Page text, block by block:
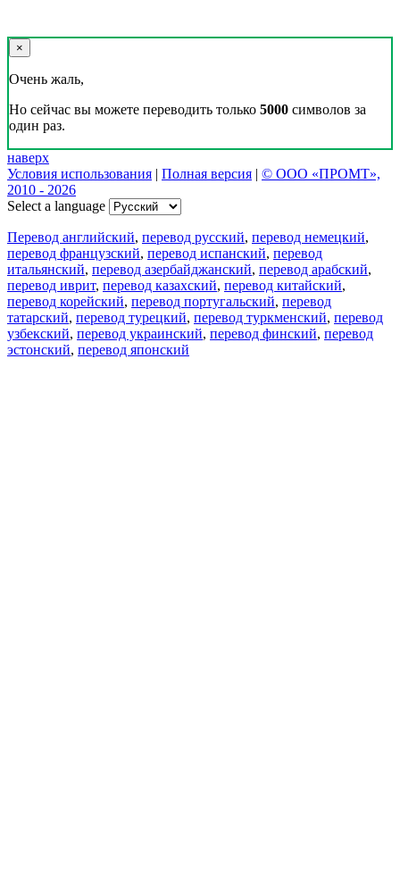
×
Очень жаль,
Но сейчас вы можете переводить только 5000 символов за
один раз.
наверх
Условия использования | Полная версия | © ООО «ПРОМТ»,
2010 - 2026
Select a language
Перевод английский, перевод русский, перевод немецкий,
перевод французский, перевод испанский, перевод
итальянский, перевод азербайджанский, перевод арабский,
перевод иврит, перевод казахский, перевод китайский,
перевод корейский, перевод португальский, перевод
татарский, перевод турецкий, перевод туркменский, перевод
узбекский, перевод украинский, перевод финский, перевод
эстонский, перевод японский